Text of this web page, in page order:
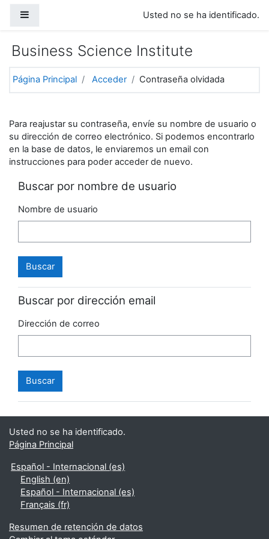
Usted no se ha identificado.
Business Science Institute
Página Principal Acceder Contraseña olvidada
Para reajustar su contraseña, envíe su nombre de usuario o
su dirección de correo electrónico. Si podemos encontrarlo
en la base de datos, le enviaremos un email con
instrucciones para poder acceder de nuevo.
Buscar por nombre de usuario
Nombre de usuario
Buscar por dirección email
Dirección de correo
Usted no se ha identificado.
Página Principal
Español - Internacional ‎(es)‎
English ‎(en)‎
Español - Internacional ‎(es)‎
Français ‎(fr)‎
Resumen de retención de datos